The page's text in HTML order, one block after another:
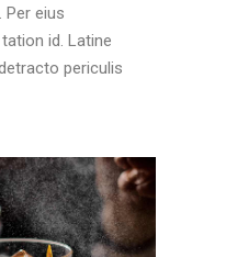
Per eius
id. Latine
periculis